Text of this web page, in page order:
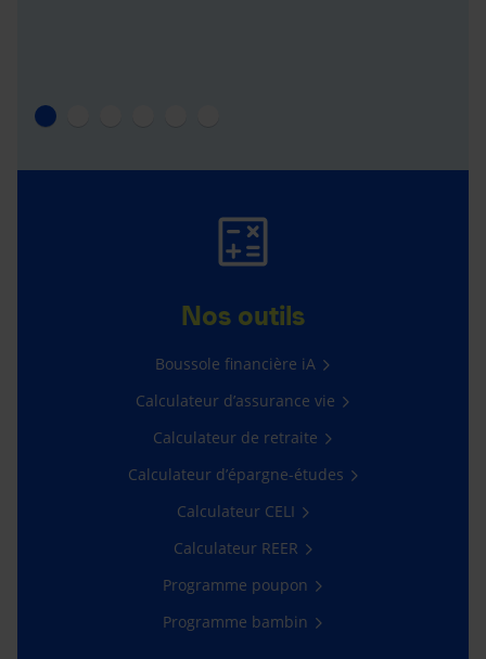
Nos outils
Boussole financière iA
Calculateur d’assurance vie
Calculateur de retraite
Calculateur d’épargne-études
Calculateur CELI
Calculateur REER
Programme poupon
Programme bambin